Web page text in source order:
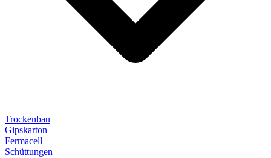
Trockenbau
Gipskarton
Fermacell
Schüttungen